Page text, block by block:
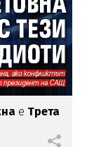
е Трета